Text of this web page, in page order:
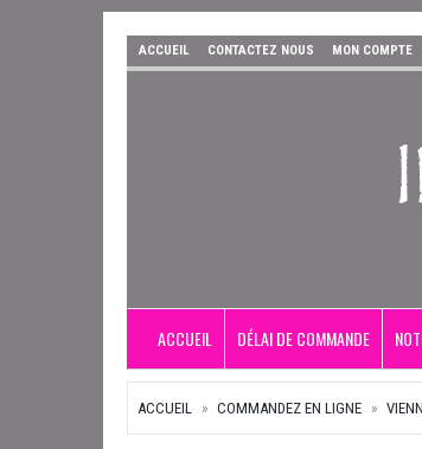
ACCUEIL CONTACTEZ NOUS MON COMPTE
ACCUEIL DÉLAI DE COMMANDE
ACCUEIL COMMANDEZ EN LIGNE